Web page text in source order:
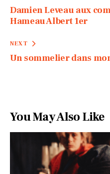
Damien Leveau aux
Hameau Albert 1er
NEXT
Un sommelier dans
You May Also Like